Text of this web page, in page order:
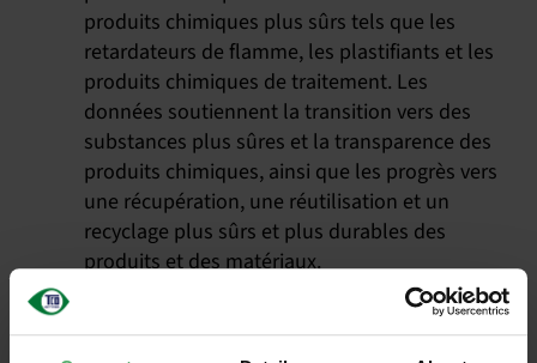
produits chimiques plus sûrs tels que les
retardateurs de flamme, les plastifiants et les
produits chimiques de traitement. Les
données soutiennent la transition vers des
substances plus sûres et la transparence des
produits chimiques, ainsi que les progrès vers
une récupération, une réutilisation et un
recyclage plus sûrs et plus durables des
produits et des matériaux.
Circularité : empreinte matérielle, durée de